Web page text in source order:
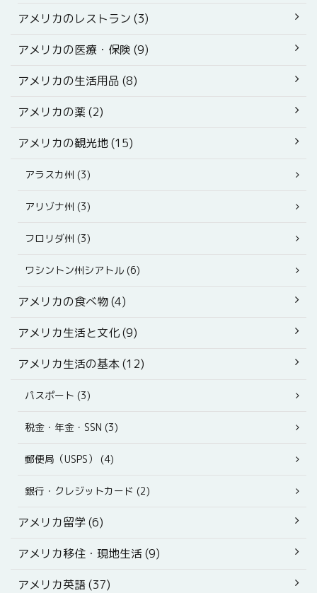
アメリカのレストラン (3)
アメリカの医療・保険 (9)
アメリカの生活用品 (8)
アメリカの薬 (2)
アメリカの観光地 (15)
アラスカ州 (3)
アリゾナ州 (3)
フロリダ州 (3)
ワシントン州シアトル (6)
アメリカの食べ物 (4)
アメリカ生活と文化 (9)
アメリカ生活の基本 (12)
パスポート (3)
税金・年金・SSN (3)
郵便局（USPS） (4)
銀行・クレジットカード (2)
アメリカ留学 (6)
アメリカ移住・現地生活 (9)
アメリカ英語 (37)